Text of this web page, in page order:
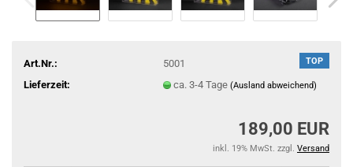
TOP
Art.Nr.:
5001
Lieferzeit:
ca. 3-4 Tage (Ausland abweichend)
189,00 EUR
inkl. 19% MwSt. zzgl. Versand